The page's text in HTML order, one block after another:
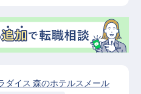
ダイス 森のホテルスメール